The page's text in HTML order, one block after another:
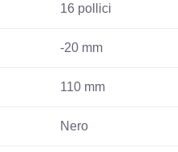
16 pollici
-20 mm
110 mm
Nero